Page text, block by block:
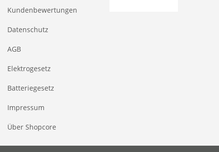
Kundenbewertungen
Datenschutz
AGB
Elektrogesetz
Batteriegesetz
Impressum
Über Shopcore